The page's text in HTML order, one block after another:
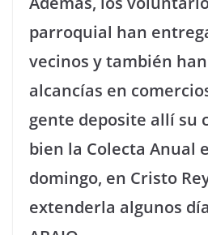
parroquial han
vecinos y también
alcancías en
gente deposite allí su
bien la Colecta Anual
domingo, en Cristo
extenderla algunos